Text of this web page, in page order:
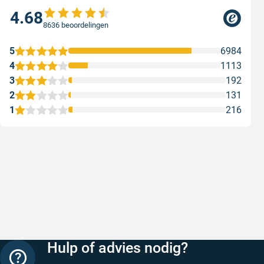
4.688636 beoordelingen
1 216
2 131
3 192
4 1113
5 6984
Hulp of advies nodig?